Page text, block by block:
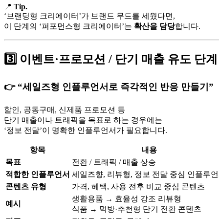
📍 Tip.
‘브랜딩형 크리에이터’가 브랜드 무드를 세웠다면,
이 단계의 ‘퍼포먼스형 크리에이터’는 확산을 담당합니다.
3️⃣ 이벤트·프로모션 / 단기 매출 유도 단계
👉 “세일즈형 인플루언서로 즉각적인 반응 만들기”
할인, 공동구매, 신제품 프로모션 등
단기 매출이나 트래픽을 목표로 하는 경우에는
‘정보 전달’이 명확한 인플루언서가 필요합니다.
항목
내용
목표
전환 / 트래픽 / 매출 상승
적합한 인플루언서 세일즈향, 리뷰형, 정보 전달 중심 인플루
콘텐츠 유형
가격, 혜택, 사용 전후 비교 중심 콘텐츠
예시
생활용품 → 효율성 강조 리뷰형
식품 → 먹방·추천형 단기 전환 콘텐츠